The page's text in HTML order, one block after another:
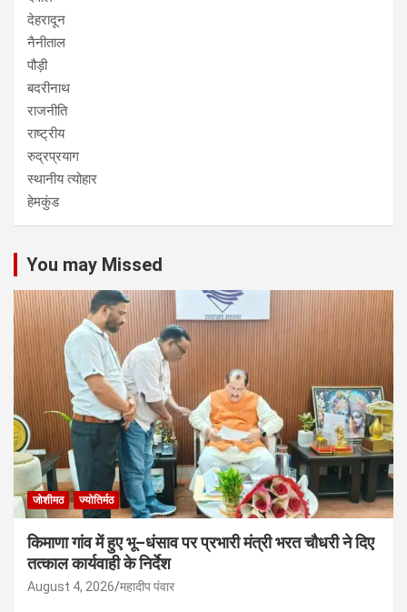
देहरादून
नैनीताल
पौड़ी
बदरीनाथ
राजनीति
राष्ट्रीय
रुद्रप्रयाग
स्थानीय त्योहार
हेमकुंड
You may Missed
जोशीमठ ज्योतिर्मठ
किमाणा गांव में हुए भू–धंसाव पर प्रभारी मंत्री भरत चौधरी ने दिए
तत्काल कार्यवाही के निर्देश
August 4, 2026 महादीप पंवार